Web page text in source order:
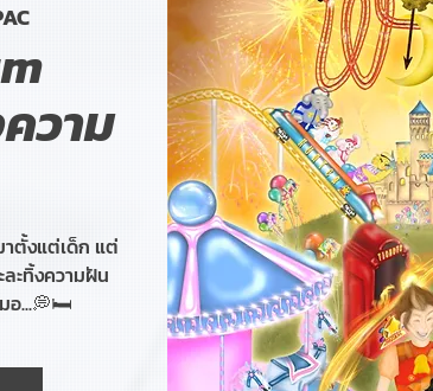
วาม
ตั้งแต่เด็ก แต่
ะทิ้งความฝัน
อ...💭🛏️